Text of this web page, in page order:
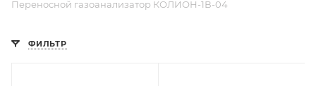
Переносной газоанализатор КОЛИОН-1В-04
ФИЛЬТР